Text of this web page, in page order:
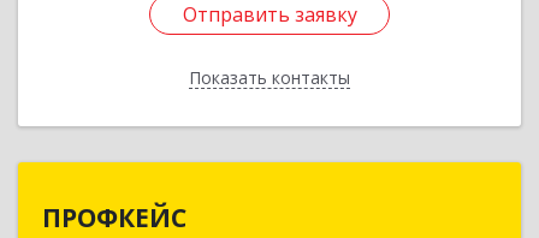
Отправить заявку
Показать контакты
Отправить заявку
Назад
ПРОФКЕЙС